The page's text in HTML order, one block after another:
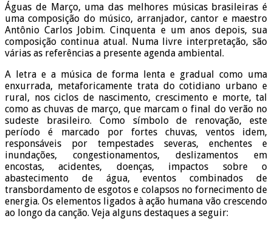
Águas de Março, uma das melhores músicas brasileiras é
uma composição do músico, arranjador, cantor e maestro
Antônio Carlos Jobim. Cinquenta e um anos depois, sua
composição continua atual. Numa livre interpretação, são
várias as referências a presente agenda ambiental.
A letra e a música de forma lenta e gradual como uma
enxurrada, metaforicamente trata do cotidiano urbano e
rural, nos ciclos de nascimento, crescimento e morte, tal
como as chuvas de março, que marcam o final do verão no
sudeste brasileiro. Como símbolo de renovação, este
período é marcado por fortes chuvas, ventos idem,
responsáveis por tempestades severas, enchentes e
inundações, congestionamentos, deslizamentos em
encostas, acidentes, doenças, impactos sobre o
abastecimento de água, eventos combinados de
transbordamento de esgotos e colapsos no fornecimento de
energia. Os elementos ligados à ação humana vão crescendo
ao longo da canção. Veja alguns destaques a seguir: